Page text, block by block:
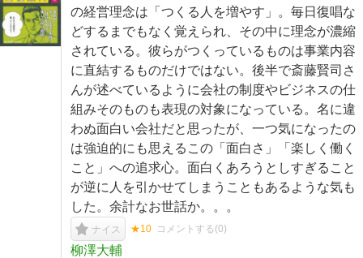
の経営理念は「つくる人を増やす」。毎日復唱な
どするまでもなく覚えられ、その中に理念が濃縮
されている。彼らがつくっているものは事業内容
に直結するものだけではない。後半で斎藤賢司さ
んが述べているように会社の制度やビジネスの仕
組みそのものも表現の対象になっている。名に違
わぬ面白い会社だと思ったが、一つ気になったの
は強迫的にも思えるこの「面白さ」「楽しく働く
こと」への追求心。面白くあろうとしすぎること
が逆に人を引かせてしまうこともあるような気も
した。余計なお世話か。。。
ナイス ★10 コメントする(0)
柳澤大輔